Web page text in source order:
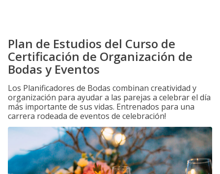
Plan de Estudios del Curso de
Certificación de Organización de
Bodas y Eventos
Los Planificadores de Bodas combinan creatividad y
organización para ayudar a las parejas a celebrar el día
más importante de sus vidas. Entrenados para una
carrera rodeada de eventos de celebración!